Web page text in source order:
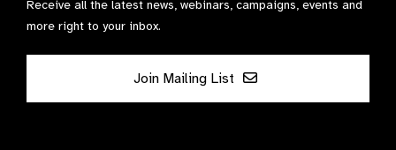
Receive all the latest news, webinars, campaigns, events and
more right to your inbox.
Join Mailing List